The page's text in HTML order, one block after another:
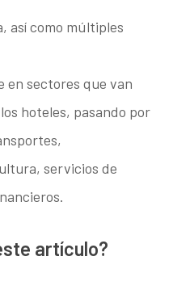
así como múltiples
en sectores que van
hoteles, pasando por
servicios de
artículo?